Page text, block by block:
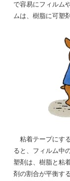
で容易にフィルム
ムは、樹脂に可塑
粘着テープにす
ると、フィルム中
塑剤は、樹脂と粘
剤の割合が平衡す